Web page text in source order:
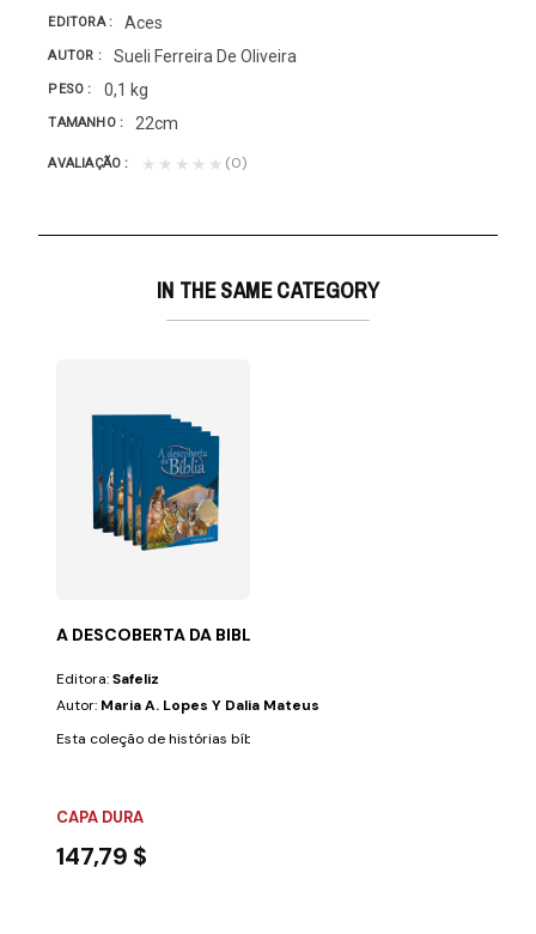
EDITORA Aces
AUTOR Sueli Ferreira De Oliveira
PESO 0,1 kg
TAMANHO 22cm
AVALIAÇÃO ★★★★★ (0)
IN THE SAME CATEGORY
A DESCOBERTA DA BIBLIA (6 VOLS.)
Editora:Safeliz
Autor: Maria A. Lopes Y Dalia Mateus
Esta coleção de histórias bíblicas foi criada para desenvolver nas
CAPA DURA
147,79 $